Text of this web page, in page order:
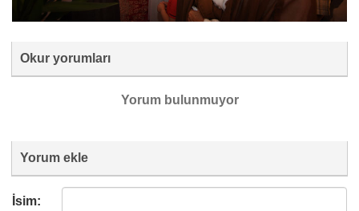
Okur yorumları
Yorum bulunmuyor
Yorum ekle
İsim: